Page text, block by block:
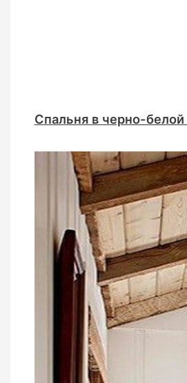
Спальня в черно-